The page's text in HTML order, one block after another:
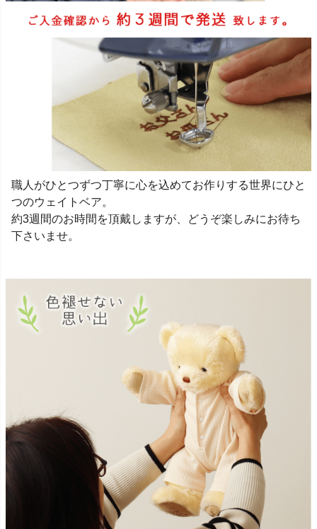
職人がひとつずつ丁寧に心を込めてお作りする世界にひと
つのウェイトベア。
約3週間のお時間を頂戴しますが、どうぞ楽しみにお待ち
下さいませ。